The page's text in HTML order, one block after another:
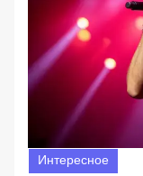
Интересное